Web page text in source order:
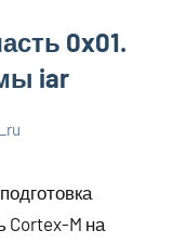
0x01.
iar
Cortex-M на